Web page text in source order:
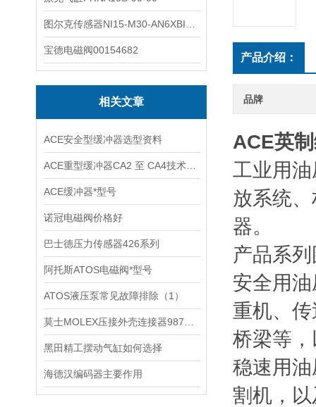
宝德电磁阀00154682
相关文章
ACE安全型缓冲器选型资料
ACE缓冲器*型号
诺冠电磁阀价格好
巴士德压力传感器426系列
阿托斯ATOS电磁阀*型号
ATOS液压泵常见故障排除（1）
黑田精工摆动气缸如何选择
海德汉编码器主要作用
产品介绍：
品牌
ACE英
工业用
放系统
器。
产品系
安全用
重机、
桥梁等
稳速用
割机，